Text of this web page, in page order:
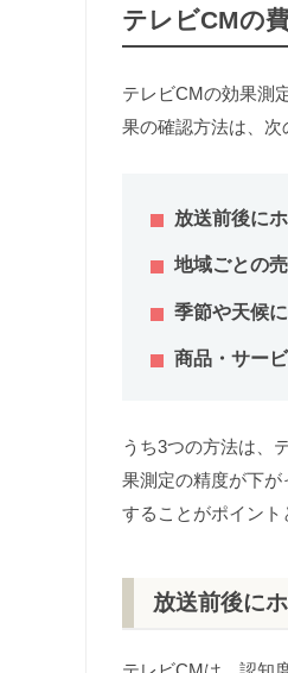
テレビCMの
テレビCMの効果測
果の確認方法は、次
放送前後に
地域ごとの
季節や天候
商品・サー
うち3つの方法は、
果測定の精度が下
することがポイント
放送前後に